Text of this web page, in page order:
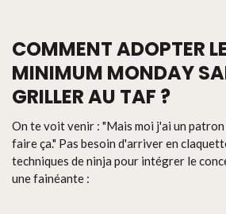
COMMENT ADOPTER
MINIMUM MONDAY
GRILLER AU TAF ?
On te voit venir : "Mais moi j'ai un patron
faire ça." Pas besoin d'arriver en
techniques de ninja pour intégrer le
une fainéante :